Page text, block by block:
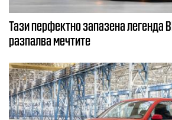
Тази перфектно запазена легенда
разпалва мечтите